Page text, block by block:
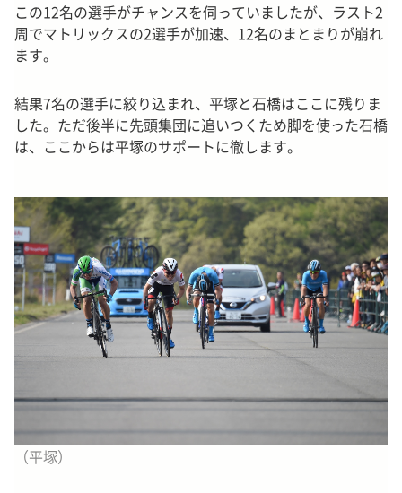
この12名の選手がチャンスを伺っていましたが、ラスト2
周でマトリックスの2選手が加速、12名のまとまりが崩れ
ます。
結果7名の選手に絞り込まれ、平塚と石橋はここに残りま
した。ただ後半に先頭集団に追いつくため脚を使った石橋
は、ここからは平塚のサポートに徹します。
（平塚）